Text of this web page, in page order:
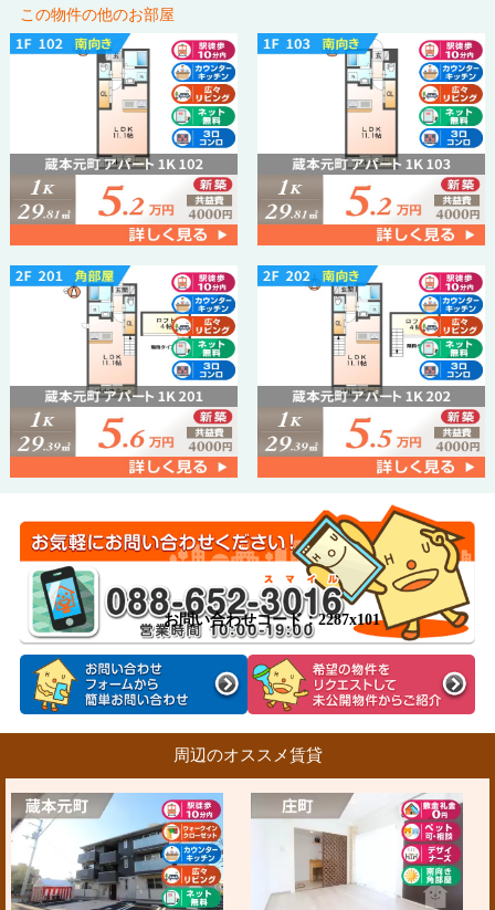
この物件の他のお部屋
お問い合わせコード：2287x101
周辺のオススメ賃貸